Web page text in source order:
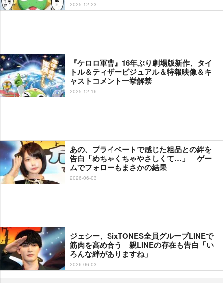
2025-12-23
『ケロロ軍曹』16年ぶり劇場版新作、タイ
トル＆ティザービジュアル＆特報映像＆キ
ャストコメント一挙解禁
2025-12-16
あの、プライベートで感じた粗品との絆を
告白「めちゃくちゃやさしくて…」 ゲー
ムでフォローもまさかの結果
2026-06-03
ジェシー、SixTONES全員グループLINEで
筋肉を高め合う 親LINEの存在も告白「い
ろんな絆がありますね」
2026-06-03